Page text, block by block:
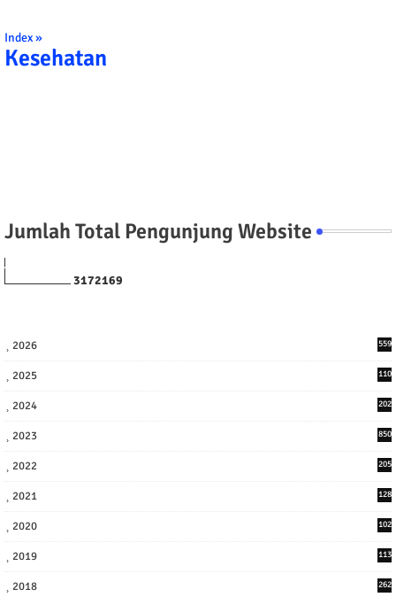
Index »
Kesehatan
Jumlah Total Pengunjung Website
3172169
2026 559
2025
110
2024
202
2023 850
2022
205
2021
128
2020
102
2019
113
2018
262